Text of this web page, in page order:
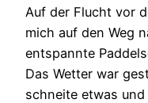
Auf der Flucht vor
mich auf den Weg
entspannte
Das Wetter war
schneite etwas